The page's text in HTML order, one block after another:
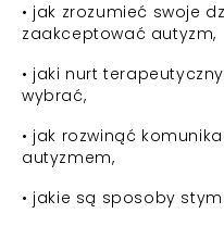
• jak zrozumieć swoje
zaakceptować autyzm,
• jaki nurt
wybrać,
• jak rozwinąć
autyzmem,
• jakie są sposoby